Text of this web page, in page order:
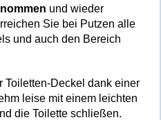
und wieder
Sie bei Putzen alle
und auch den Bereich
Toiletten-Deckel dank einer
leise mit einem leichten
die Toilette schließen.